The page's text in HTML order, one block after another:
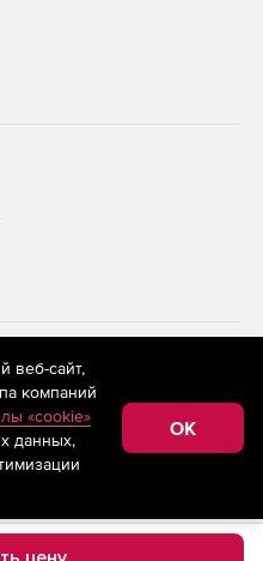
применяются
(информационные технологии
сбора,
относящихся к
«Интернет»,
Федерации)
веб-сайт,
компаний
«cookie»
данных,
OK